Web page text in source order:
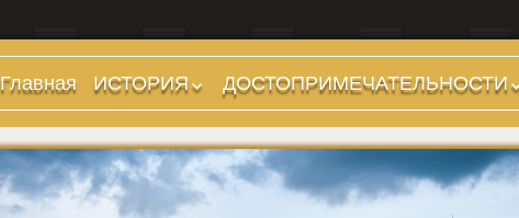
Главная
ИСТОРИЯ
Предыстория
Царский период
(753-509 гг до н.э.)
Ранняя Республика
ДОСТОПРИМЕЧАТЕЛЬНОСТИ
Холмы и остров.
Районы
Форумы, Площади,
Дороги